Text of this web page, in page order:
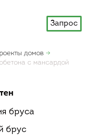
Запрос
домов
с мансардой
бруса
брус